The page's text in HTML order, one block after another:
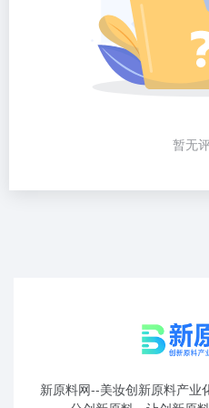
暂无
新原料网--美妆创新原料产业